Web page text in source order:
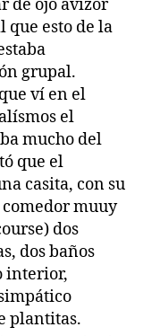
de ojo avizor
que esto de la
grupal.
ví en el
el
mucho del
que el
casita, con su
muuy
dos
dos baños
interior,
plantitas.